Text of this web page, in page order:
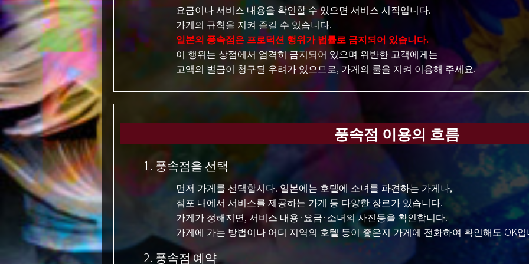
요금이나 서비스 내용을 확인할 수 있으면 서비스 시작입니다.
가게의 규칙을 지켜 즐길 수 있습니다.
일본의 풍속점은 프로덕션 행위가 법률로 금지되어 있습니다.
이 행위는 상점에서 엄격히 금지되어 있으며 위반한 고객에게는
고액의 벌금이 청구될 우려가 있으므로, 가게의 룰을 지켜 이용해 주세요.
풍속점 이용의 흐름
1. 풍속점을 선택
먼저 가게를 선택합시다. 일본에는 호텔에 소녀를 파견하는 가게나,
점포 내에서 서비스를 제공하는 가게 등 다양한 장르가 있습니다.
가게가 정해지면, 서비스 내용·요금·소녀의 사진등을 확인합니다.
가게에 가는 방법이나 어디 지역의 호텔 등이 좋은지 가게에 전화하여 확인해도 OK
2. 풍속점 예약